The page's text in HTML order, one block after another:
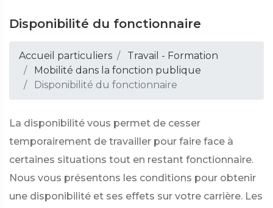
Disponibilité du fonctionnaire
Accueil particuliers
Travail - Formation
Mobilité dans la fonction publique
Disponibilité du fonctionnaire
La disponibilité vous permet de cesser
temporairement de travailler pour faire face à
certaines situations tout en restant fonctionnaire.
Nous vous présentons les conditions pour obtenir
une disponibilité et ses effets sur votre carrière. Les